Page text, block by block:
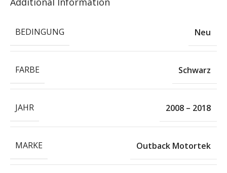
BEDINGUNG Neu
FARBE Schwarz
JAHR 2008 – 2018
MARKE Outback Motortek